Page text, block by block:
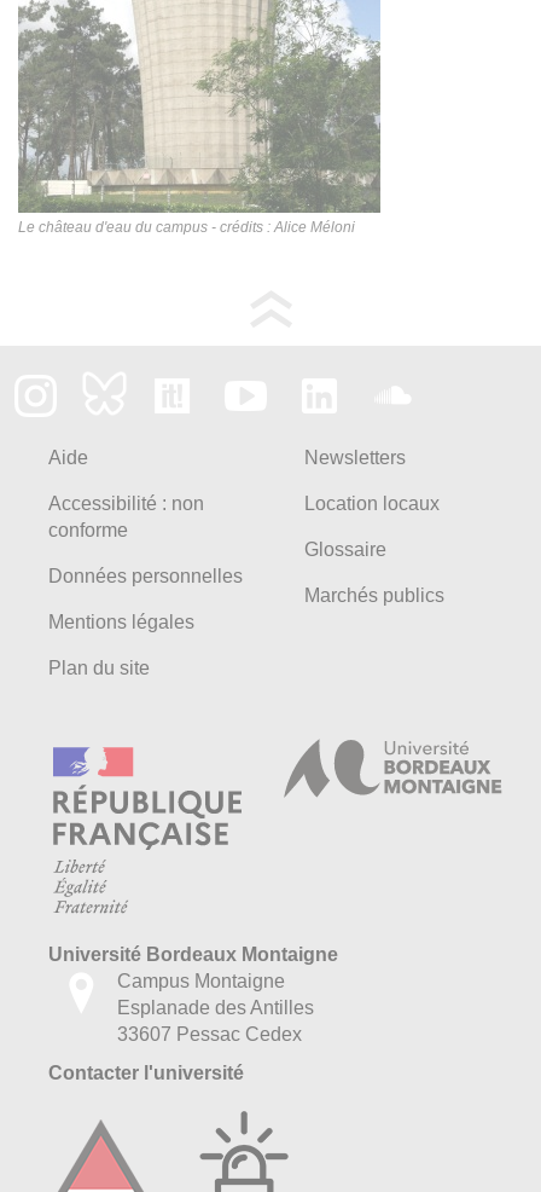
Le château d'eau du campus - crédits : Alice Méloni
Aide
Accessibilité : non
conforme
Données personnelles
Mentions légales
Plan du site
Newsletters
Location locaux
Glossaire
Marchés publics
Université Bordeaux Montaigne
Campus Montaigne
Esplanade des Antilles
33607 Pessac Cedex
Contacter l'université